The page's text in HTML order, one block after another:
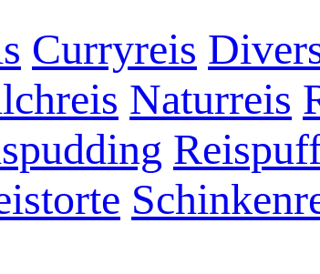
Curryreis
Naturreis